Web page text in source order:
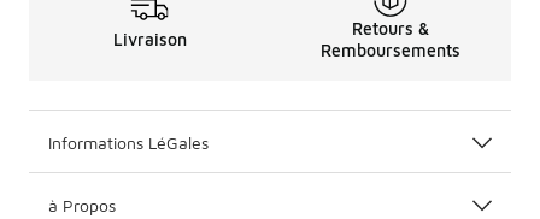
Livraison
Retours &
Remboursements
Informations LéGales
à Propos